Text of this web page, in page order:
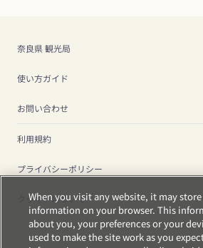
奈良県 観光局
使い方ガイド
お問い合わせ
利用規約
プライバシーポリシー
クッキーについて
When you visit any website, it may
information on your browser. This
about you, your preferences or your
used to make the site work as you